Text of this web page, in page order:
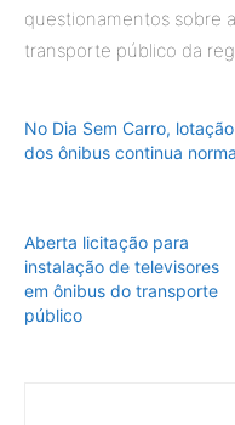
questionamentos sobre
transporte público da
No Dia Sem Carro, lotação
dos ônibus continua
Aberta licitação para
instalação de televisores
em ônibus do transporte
público